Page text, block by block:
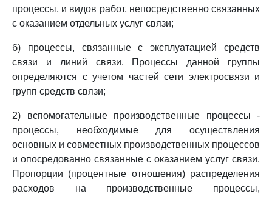
процессы, и видов работ, непосредственно связанных
с оказанием отдельных услуг связи;
б) процессы, связанные с эксплуатацией средств
связи и линий связи. Процессы данной группы
определяются с учетом частей сети электросвязи и
групп средств связи;
2) вспомогательные производственные процессы -
процессы, необходимые для осуществления
основных и совместных производственных процессов
и опосредованно связанные с оказанием услуг связи.
Пропорции (процентные отношения) распределения
расходов на производственные процессы,